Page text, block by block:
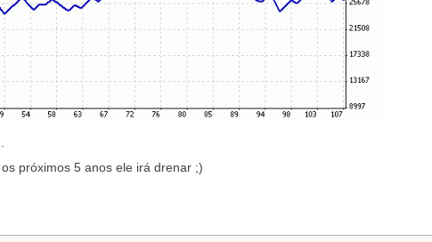
próximos 5 anos ele irá drenar ;)